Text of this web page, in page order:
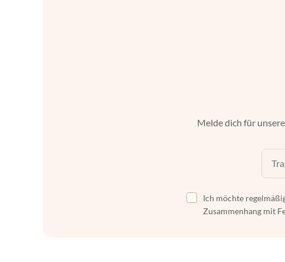
Melde dich für
Ich möchte
Zusammenhang mit